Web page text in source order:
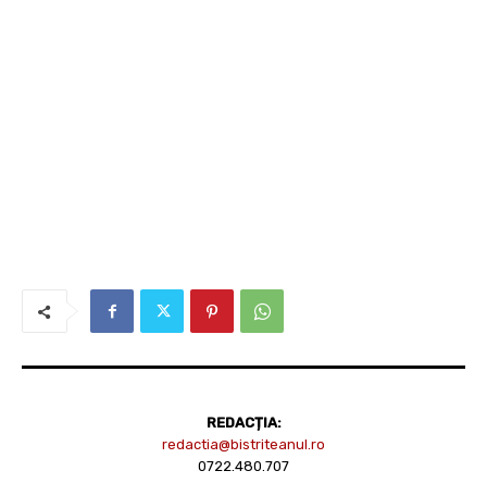
REDACȚIA:
redactia@bistriteanul.ro
0722.480.707